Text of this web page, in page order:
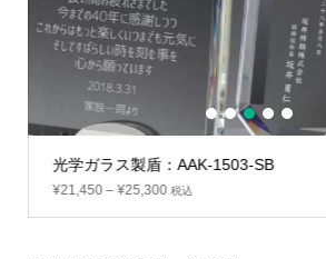
光学ガラス製盾：AAK-1503-SB
¥21,450 –¥25,300 税込
1 2 3 4 5